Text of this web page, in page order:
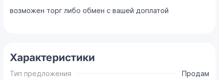
возможен торг либо обмен с вашей доплатой
Характеристики
Тип предложения
Продам